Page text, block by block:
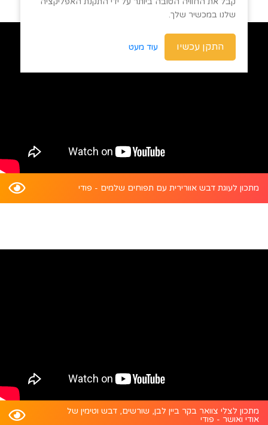
מתכון לעוגת דבש אוורירית עם תפוחים שלמים - פודי
מתכון לצלי צוואר בקר ביין לבן, שורשים, דבש וטימין של
אודי ואושר - פודי
שלנו במכשיר שלך.
התקן עכשיו עוד מעט